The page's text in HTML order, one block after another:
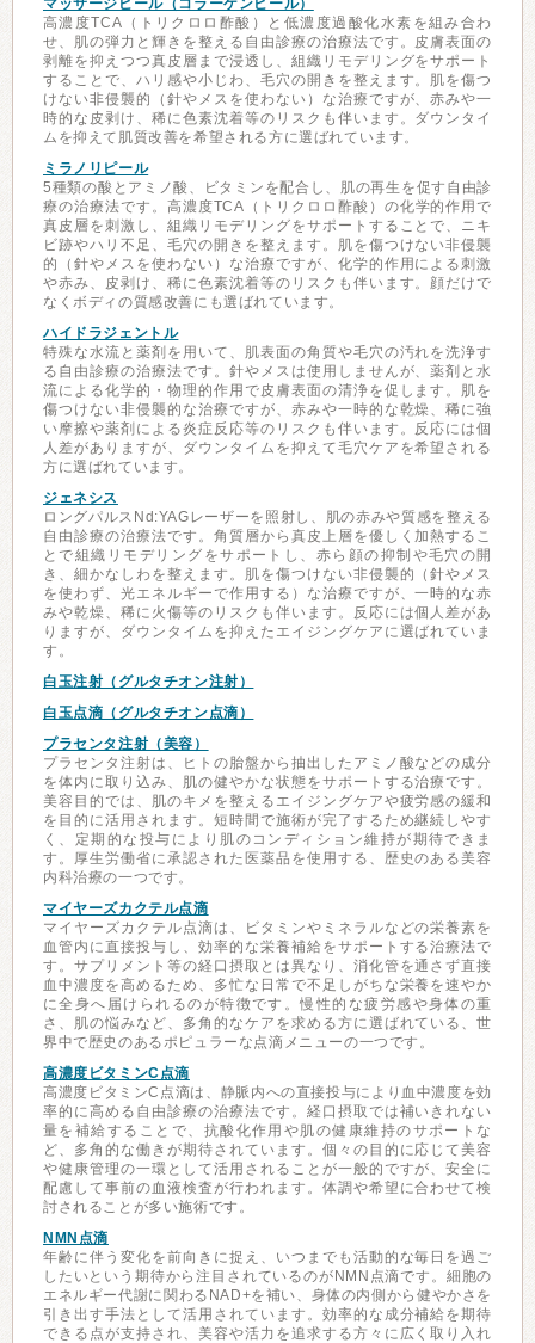
マッサージピール（コラーゲンピール）
高濃度TCA（トリクロロ酢酸）と低濃度過酸化水素を組み合わ
せ、肌の弾力と輝きを整える自由診療の治療法です。皮膚表面の
剥離を抑えつつ真皮層まで浸透し、組織リモデリングをサポート
することで、ハリ感や小じわ、毛穴の開きを整えます。肌を傷つ
けない非侵襲的（針やメスを使わない）な治療ですが、赤みや一
時的な皮剥け、稀に色素沈着等のリスクも伴います。ダウンタイ
ムを抑えて肌質改善を希望される方に選ばれています。
ミラノリピール
5種類の酸とアミノ酸、ビタミンを配合し、肌の再生を促す自由診
療の治療法です。高濃度TCA（トリクロロ酢酸）の化学的作用で
真皮層を刺激し、組織リモデリングをサポートすることで、ニキ
ビ跡やハリ不足、毛穴の開きを整えます。肌を傷つけない非侵襲
的（針やメスを使わない）な治療ですが、化学的作用による刺激
や赤み、皮剥け、稀に色素沈着等のリスクも伴います。顔だけで
なくボディの質感改善にも選ばれています。
ハイドラジェントル
特殊な水流と薬剤を用いて、肌表面の角質や毛穴の汚れを洗浄す
る自由診療の治療法です。針やメスは使用しませんが、薬剤と水
流による化学的・物理的作用で皮膚表面の清浄を促します。肌を
傷つけない非侵襲的な治療ですが、赤みや一時的な乾燥、稀に強
い摩擦や薬剤による炎症反応等のリスクも伴います。反応には個
人差がありますが、ダウンタイムを抑えて毛穴ケアを希望される
方に選ばれています。
ジェネシス
ロングパルスNd:YAGレーザーを照射し、肌の赤みや質感を整える
自由診療の治療法です。角質層から真皮上層を優しく加熱するこ
とで組織リモデリングをサポートし、赤ら顔の抑制や毛穴の開
き、細かなしわを整えます。肌を傷つけない非侵襲的（針やメス
を使わず、光エネルギーで作用する）な治療ですが、一時的な赤
みや乾燥、稀に火傷等のリスクも伴います。反応には個人差があ
りますが、ダウンタイムを抑えたエイジングケアに選ばれていま
す。
白玉注射（グルタチオン注射）
白玉点滴（グルタチオン点滴）
プラセンタ注射（美容）
プラセンタ注射は、ヒトの胎盤から抽出したアミノ酸などの成分
を体内に取り込み、肌の健やかな状態をサポートする治療です。
美容目的では、肌のキメを整えるエイジングケアや疲労感の緩和
を目的に活用されます。短時間で施術が完了するため継続しやす
く、定期的な投与により肌のコンディション維持が期待できま
す。厚生労働省に承認された医薬品を使用する、歴史のある美容
内科治療の一つです。
マイヤーズカクテル点滴
マイヤーズカクテル点滴は、ビタミンやミネラルなどの栄養素を
血管内に直接投与し、効率的な栄養補給をサポートする治療法で
す。サプリメント等の経口摂取とは異なり、消化管を通さず直接
血中濃度を高めるため、多忙な日常で不足しがちな栄養を速やか
に全身へ届けられるのが特徴です。慢性的な疲労感や身体の重
さ、肌の悩みなど、多角的なケアを求める方に選ばれている、世
界中で歴史のあるポピュラーな点滴メニューの一つです。
高濃度ビタミンC点滴
高濃度ビタミンC点滴は、静脈内への直接投与により血中濃度を効
率的に高める自由診療の治療法です。経口摂取では補いきれない
量を補給することで、抗酸化作用や肌の健康維持のサポートな
ど、多角的な働きが期待されています。個々の目的に応じて美容
や健康管理の一環として活用されることが一般的ですが、安全に
配慮して事前の血液検査が行われます。体調や希望に合わせて検
討されることが多い施術です。
NMN点滴
年齢に伴う変化を前向きに捉え、いつまでも活動的な毎日を過ご
したいという期待から注目されているのがNMN点滴です。細胞の
エネルギー代謝に関わるNAD+を補い、身体の内側から健やかさを
引き出す手法として活用されています。効率的な成分補給を期待
できる点が支持され、美容や活力を追求する方々に広く取り入れ